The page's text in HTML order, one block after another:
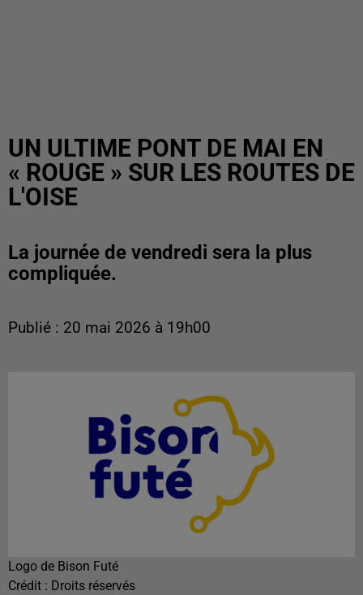
UN ULTIME PONT DE MAI EN
« ROUGE » SUR LES ROUTES DE
L'OISE
La journée de vendredi sera la plus
compliquée.
Publié : 20 mai 2026 à 19h00
Logo de Bison Futé
Crédit : Droits réservés